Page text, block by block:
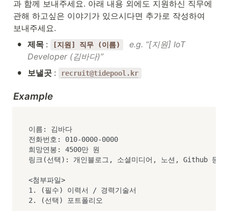
과 함께 보내주세요. 아래 내용 외에도 지원하신 직무에
관해 하고싶은 이야기가 있으시다면 추가로 작성하여
보내주세요.
• 제목 : [지원] 직무 (이름)
e.g. “[지원] IoT
Developer (김바다)”
• 보낼곳 : recruit@tidepool.kr
Example
이름: 김바다
전화번호: 010-0000-0000
희망연봉: 4500만 원
링크(선택): 개인블로그, 소셜미디어, 노션, Github 등
<첨부파일>
1. (필수) 이력서 / 경력기술서
2. (선택) 포트폴리오